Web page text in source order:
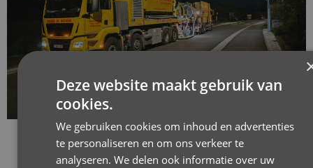
Deze website maakt gebruik van
cookies.
We gebruiken cookies om inhoud en advertenties
te personaliseren en om ons verkeer te
analyseren. We delen ook informatie over uw